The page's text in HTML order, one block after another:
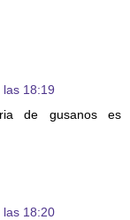
18:19
de gusanos es
las 18:20